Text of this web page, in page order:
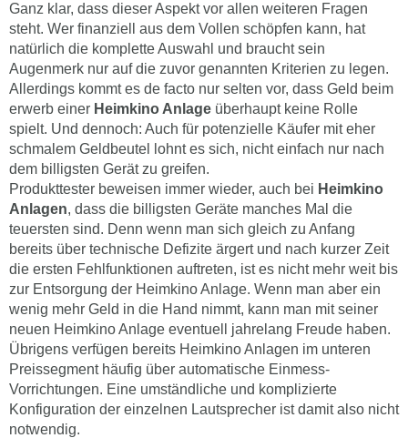
Ganz klar, dass dieser Aspekt vor allen weiteren Fragen
steht. Wer finanziell aus dem Vollen schöpfen kann, hat
natürlich die komplette Auswahl und braucht sein
Augenmerk nur auf die zuvor genannten Kriterien zu legen.
Allerdings kommt es de facto nur selten vor, dass Geld beim
erwerb einer Heimkino Anlage überhaupt keine Rolle
spielt. Und dennoch: Auch für potenzielle Käufer mit eher
schmalem Geldbeutel lohnt es sich, nicht einfach nur nach
dem billigsten Gerät zu greifen.
Produkttester beweisen immer wieder, auch bei Heimkino
Anlagen, dass die billigsten Geräte manches Mal die
teuersten sind. Denn wenn man sich gleich zu Anfang
bereits über technische Defizite ärgert und nach kurzer Zeit
die ersten Fehlfunktionen auftreten, ist es nicht mehr weit bis
zur Entsorgung der Heimkino Anlage. Wenn man aber ein
wenig mehr Geld in die Hand nimmt, kann man mit seiner
neuen Heimkino Anlage eventuell jahrelang Freude haben.
Übrigens verfügen bereits Heimkino Anlagen im unteren
Preissegment häufig über automatische Einmess-
Vorrichtungen. Eine umständliche und komplizierte
Konfiguration der einzelnen Lautsprecher ist damit also nicht
notwendig.